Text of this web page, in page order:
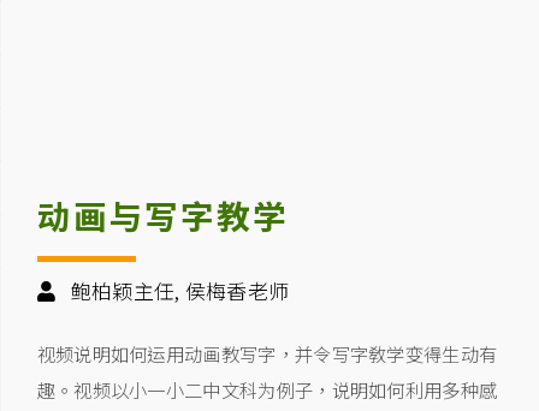
动画与写字教学
鲍柏颖主任, 侯梅香老师
视频说明如何运用动画教写字，并令写字敎学变得生动有
趣。视频以小一小二中文科为例子，说明如何利用多种感